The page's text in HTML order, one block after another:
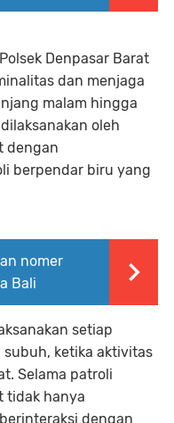
Denpasar Barat
dan menjaga
malam hingga
oleh
dengan
berpendar biru yang
nomer
Bali
setiap
ketika aktivitas
Selama patroli
tidak hanya
dengan